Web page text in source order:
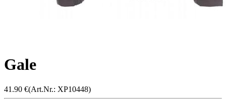
Gale
41.90 €(Art.Nr.: XP10448)